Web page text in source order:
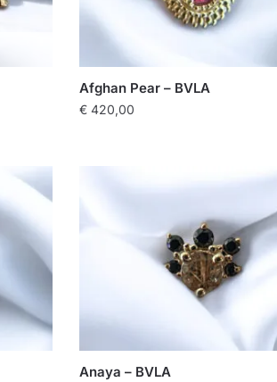
Afghan Pear – BVLA
€420,00
Anaya – BVLA